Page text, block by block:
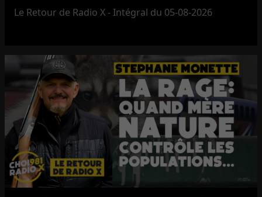
Le Retour de Radio X - Intégral du 05-08-2026